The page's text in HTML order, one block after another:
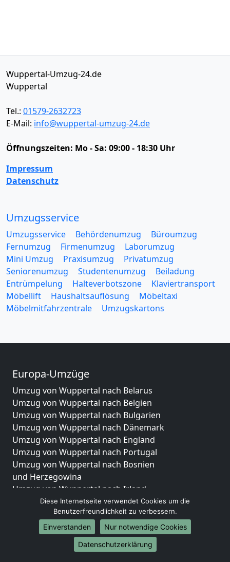
Wuppertal-Umzug-24.de
Wuppertal
Tel.: 01579-2632723
E-Mail: info@wuppertal-umzug-24.de
Öffnungszeiten: Mo - Sa: 09:00 - 18:30 Uhr
Impressum
Datenschutz
Umzugsservice
Umzugsservice Behördenumzug
Büroumzug
Fernumzug
Firmenumzug
Laborumzug
Mini Umzug
Praxisumzug
Privatumzug
Seniorenumzug
Studentenumzug
Beiladung
Entrümpelung
Halteverbotszone
Klaviertransport
Möbellift
Haushaltsauflösung
Möbeltaxi
Möbelmitfahrzentrale
Umzugskartons
Europa-Umzüge
Umzug von Wuppertal nach Belarus
Umzug von Wuppertal nach Belgien
Umzug von Wuppertal nach Bulgarien
Umzug von Wuppertal nach Dänemark
Umzug von Wuppertal nach England
Umzug von Wuppertal nach Portugal
Umzug von Wuppertal nach Bosnien
und Herzegowina
Umzug von Wuppertal nach Irland
Umzug von Wuppertal nach Lettland
Umzug von Wuppertal nach Zypern
Umzug von Wuppertal nach Kroatien
Umzug von Wuppertal nach Estland
Umzug von Wuppertal nach Finnland
Diese Internetseite verwendet Cookies um die
Benutzerfreundlichkeit zu verbessern.
Einverstanden
Nur notwendige Cookies
Datenschutzerklärung